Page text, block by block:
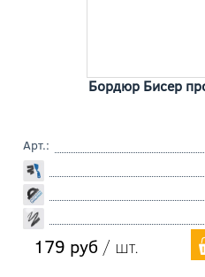
Бордюр Бисер
Арт.:
179 руб / шт.